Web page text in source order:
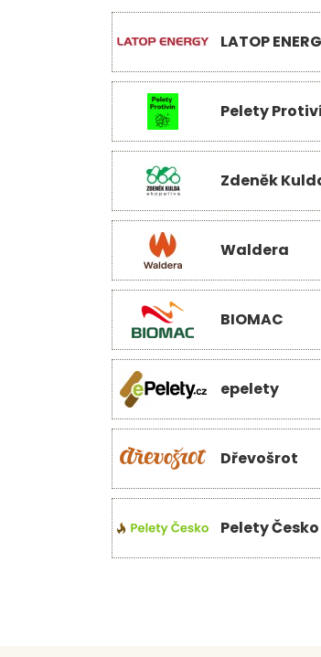
LATOP
Pelety
Zdeněk
Waldera
BIOMAC
epelety
Dřevošrot
Pelety Česko